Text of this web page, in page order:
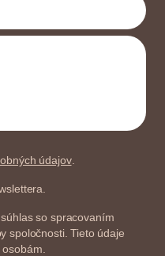
údajov.
so spracovaním
spoločnosti. Tieto údaje